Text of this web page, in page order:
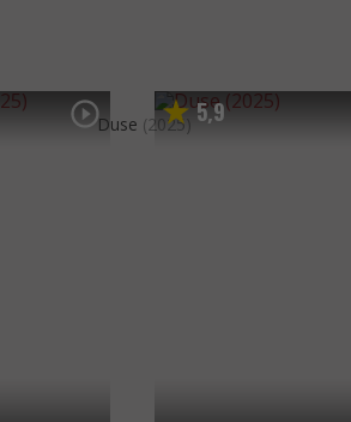
5,9
Duse (2025)